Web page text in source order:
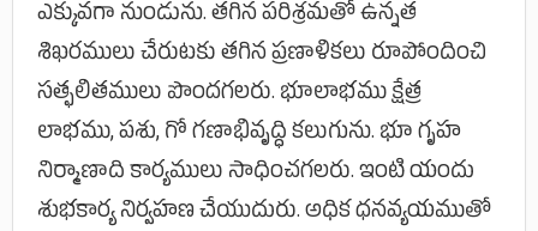
ఎక్కువగా నుండును. తగిన పరిశ్రమతో ఉన్నత
శిఖరములు చేరుటకు తగిన ప్రణాళికలు రూపోందించి
సత్ఫలితములు పొందగలరు. భూలాభము క్షేత్ర
లాభము, పశు, గో గణాభివృద్ధి కలుగును. భూ గృహ
నిర్మాణాది కార్యములు సాధించగలరు. ఇంటి యందు
శుభకార్య నిర్వహణ చేయుదురు. అధిక ధనవ్యయముతో